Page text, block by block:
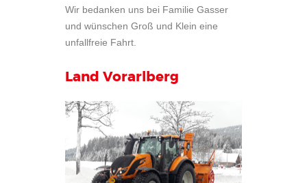
Wir bedanken uns bei Familie Gasser
und wünschen Groß und Klein eine
unfallfreie Fahrt.
Land Vorarlberg